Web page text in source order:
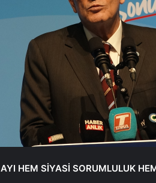
HEM SİYASİ SORUMLULUK